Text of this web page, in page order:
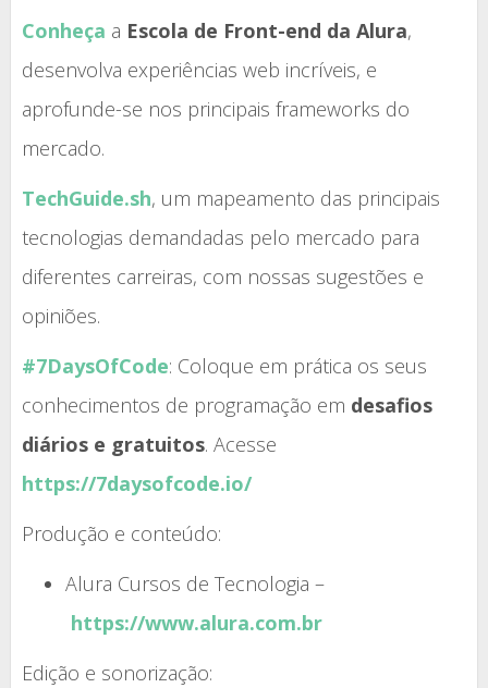
Conheça a Escola de Front-end da Alura,
desenvolva experiências web incríveis, e
aprofunde-se nos principais frameworks do
mercado.
TechGuide.sh, um mapeamento das principais
tecnologias demandadas pelo mercado para
diferentes carreiras, com nossas sugestões e
opiniões.
#7DaysOfCode: Coloque em prática os seus
conhecimentos de programação em desafios
diários e gratuitos. Acesse
https://7daysofcode.io/
Produção e conteúdo:
Alura Cursos de Tecnologia –
https://www.alura.com.br
Edição e sonorização: